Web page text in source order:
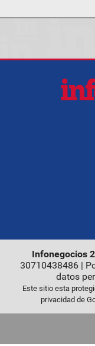
Infonegocios
30710438486 |
datos
Este sitio esta
privacidad de